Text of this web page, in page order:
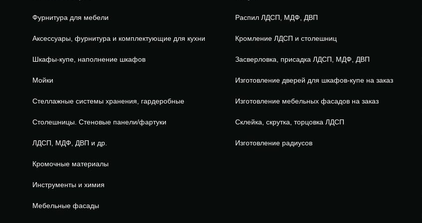
Фурнитура для мебели
Аксессуары, фурнитура и комплектующие для кухни
Шкафы-купе, наполнение шкафов
Мойки
Стеллажные системы хранения, гардеробные
Столешницы. Стеновые панели/фартуки
ЛДСП, МДФ, ДВП и др.
Кромочные материалы
Инструменты и химия
Мебельные фасады
Распил ЛДСП, МДФ, ДВП
Кромление ЛДСП и столешниц
Засверловка, присадка ЛДСП, МДФ, ДВП
Изготовление дверей для шкафов-купе на заказ
Изготовление мебельных фасадов на заказ
Склейка, скрутка, торцовка ЛДСП
Изготовление радиусов